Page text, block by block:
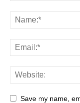
Save my name,